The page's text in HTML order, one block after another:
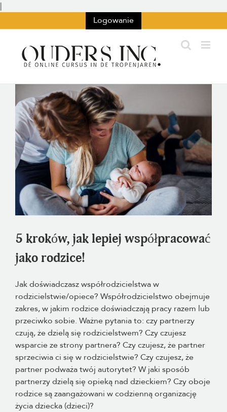
|
treści
Logowanie
większy
obraz
5 kroków, jak lepiej współpracować
jako rodzice!
Jak doświadczasz współrodzicielstwa w
rodzicielstwie/opiece? Współrodzicielstwo obejmuje
zakres, w jakim rodzice doświadczają pracy razem lub
przeciwko sobie. Ważne pytania to: czy partnerzy
czują, że dzielą się rodzicielstwem? Czy czujesz
wsparcie ze strony partnera? Czy czujesz, że partner
sprzeciwia ci się w rodzicielstwie? Czy czujesz, że
partner podważa twój autorytet? W jaki sposób
partnerzy dzielą się opieką nad dzieckiem? Czy oboje
rodzice są zaangażowani w codzienną organizację
życia dziecka (dzieci)?